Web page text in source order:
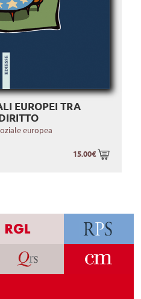
EUROPEI TRA
europea
15.00€